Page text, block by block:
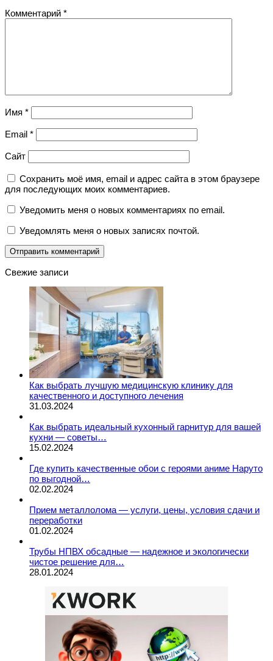
Комментарий *
Имя *
Email *
Сайт
Сохранить моё имя, email и адрес сайта в этом браузере
для последующих моих комментариев.
Уведомить меня о новых комментариях по email.
Уведомлять меня о новых записях почтой.
Свежие записи
Как выбрать лучшую медицинскую клинику для
качественного и доступного лечения
31.03.2024
Как выбрать идеальный кухонный гарнитур для вашей
кухни — советы…
15.02.2024
Где купить качественные обои с героями аниме Наруто
по выгодной…
02.02.2024
Прием металлолома — услуги, цены, условия сдачи и
переработки
01.02.2024
Трубы НПВХ обсадные — надежное и экологически
чистое решение для…
28.01.2024